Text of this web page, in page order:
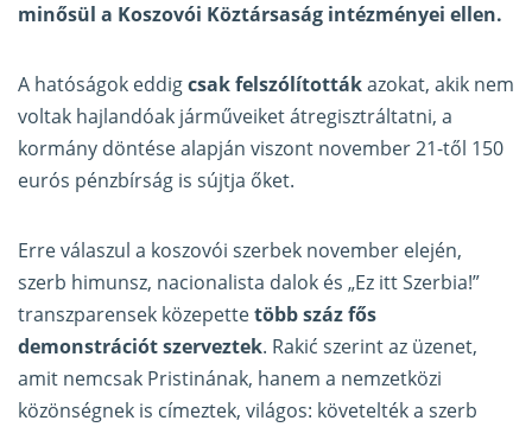
minősül a Koszovói Köztársaság intézményei ellen.
A hatóságok eddigcsak felszólítottákazokat, akik nem
voltak hajlandóak járműveiket átregisztráltatni, a
kormány döntése alapján viszont november 21-től 150
eurós pénzbírság is sújtja őket.
Erre válaszul a koszovói szerbek november elején,
szerb himunsz, nacionalista dalok és „Ez itt Szerbia!”
transzparensek közepettetöbb száz fős
demonstrációt szerveztek. Rakić szerint az üzenet,
amit nemcsak Pristinának, hanem a nemzetközi
közönségnek is címeztek, világos: követelték a szerb